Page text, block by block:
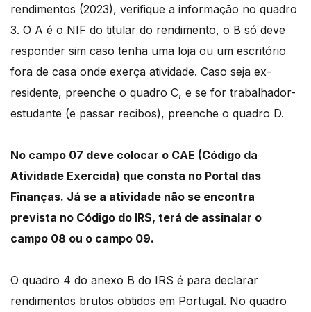
rendimentos (2023), verifique a informação no quadro
3. O A é o NIF do titular do rendimento, o B só deve
responder sim caso tenha uma loja ou um escritório
fora de casa onde exerça atividade. Caso seja ex-
residente, preenche o quadro C, e se for trabalhador-
estudante (e passar recibos), preenche o quadro D.
No campo 07 deve colocar o CAE (Código da
Atividade Exercida) que consta no Portal das
Finanças. Já se a atividade não se encontra
prevista no Código do IRS, terá de assinalar o
campo 08 ou o campo 09.
O quadro 4 do anexo B do IRS é para declarar
rendimentos brutos obtidos em Portugal. No quadro